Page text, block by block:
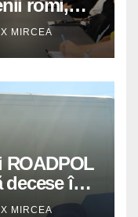
romi,
MIRCEA
ROADPOL
decese în
MIRCEA